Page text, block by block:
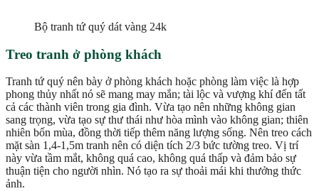
Bộ tranh tứ quý dát vàng 24k
Treo tranh ở phòng khách
Tranh tứ quý nên bày ở phòng khách hoặc phòng làm việc là hợp
phong thủy nhất nó sẽ mang may mắn; tài lộc và vượng khí đến tất
cả các thành viên trong gia đình. Vừa tạo nên những không gian
sang trọng, vừa tạo sự thư thái như hòa mình vào không gian; thiên
nhiên bốn mùa, đồng thời tiếp thêm năng lượng sống. Nên treo cách
mặt sàn 1,4-1,5m tranh nên có diện tích 2/3 bức tường treo. Vị trí
này vừa tầm mắt, không quá cao, không quá thấp và đảm bảo sự
thuận tiện cho người nhìn. Nó tạo ra sự thoải mái khi thưởng thức
ảnh.